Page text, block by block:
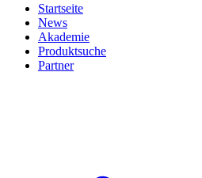
Startseite
News
Akademie
Produktsuche
Partner